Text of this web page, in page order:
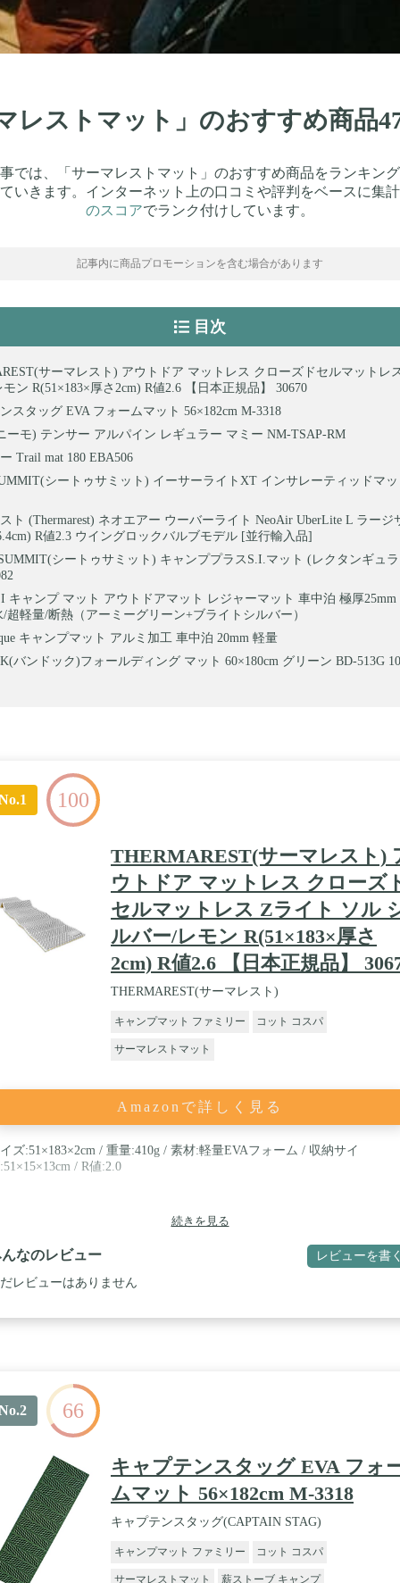
レストマット」のおすすめ商品
では、「サーマレストマット」のおすすめ商品をランキン
いきます。インターネット上の口コミや評判をベースに集
のスコアでランク付けしています。
記事内に商品プロモーションを含む場合があります
目次
サーマレスト) アウトドア マットレス クローズドセルマットレ
ン R(51×183×厚さ2cm) R値2.6 【日本正規品】 30670
スタッグ EVA フォームマット 56×182cm M-3318
ーモ) テンサー アルパイン レギュラー マミー NM-TSAP-RM
Trail mat 180 EBA506
シートゥサミット) イーサーライトXT インサレーティッドマ
ト (Thermarest) ネオエアー ウーバーライト NeoAir UberLite L ラージ
R値2.3 ウイングロックバルブモデル [並行輸入品]
シートゥサミット) キャンププラスS.I.マット (レクタンギュ
キャンプ マット アウトドアマット レジャーマット 車中泊 極厚
超軽量/断熱（アーミーグリーン+ブライトシルバー）
キャンプマット アルミ加工 車中泊 20mm 軽量
バンドック)フォールディング マット 60×180cm グリーン BD-513G
100
THERMAREST(サーマレスト)
ウトドア マットレス クローズ
セルマットレス Zライト ソル
ルバー/レモン R(51×183×厚さ
2cm) R値2.6 【日本正規品】
THERMAREST(サーマレスト)
キャンプマット ファミリー コット コスパ
サーマレストマット
Amazonで詳しく見る
ズ:51×183×2cm / 重量:410g / 素材:軽量EVAフォーム / 収納サイ
/ R値:2.0
続きを見る
なのレビュー レビューを書
レビューはありません
66
キャプテンスタッグ EVA フォ
ムマット 56×182cm M-3318
キャプテンスタッグ(CAPTAIN STAG)
キャンプマット ファミリー コット コスパ
サーマレストマット 薪ストーブ キャンプ